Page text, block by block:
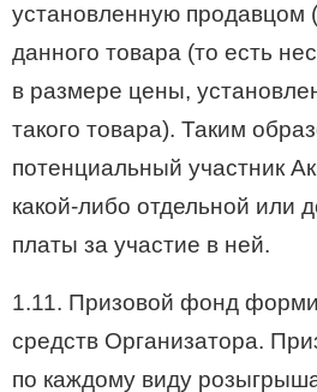
установленную
данного товара (то есть
в размере цены,
такого товара). Таким
потенциальный участник
какой-либо отдельной или
платы за участие в ней.
1.11. Призовой фонд
средств Организатора.
по каждому виду